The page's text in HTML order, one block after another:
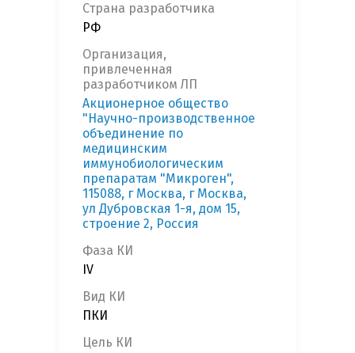
Страна разработчика
РФ
Организация,
привлеченная
разработчиком ЛП
Акционерное общество
"Научно-производственное
объединение по
медицинским
иммунобиологическим
препаратам "Микроген",
115088, г Москва, г Москва,
ул Дубровская 1-я, дом 15,
строение 2, Россия
Фаза КИ
IV
Вид КИ
ПКИ
Цель КИ